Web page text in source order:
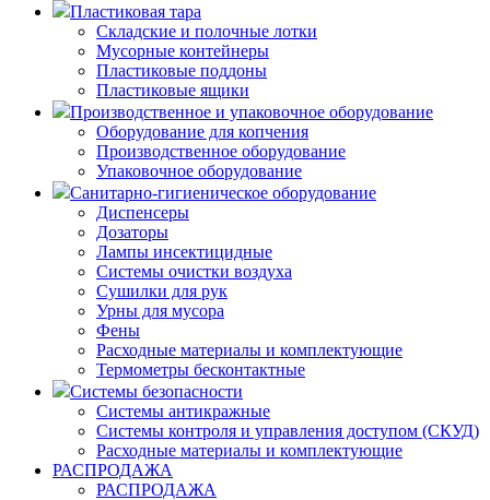
Пластиковая тара
Складские и полочные лотки
Мусорные контейнеры
Пластиковые поддоны
Пластиковые ящики
Производственное и упаковочное оборудование
Оборудование для копчения
Производственное оборудование
Упаковочное оборудование
Санитарно-гигиеническое оборудование
Диспенсеры
Дозаторы
Лампы инсектицидные
Системы очистки воздуха
Сушилки для рук
Урны для мусора
Фены
Расходные материалы и комплектующие
Термометры бесконтактные
Системы безопасности
Системы антикражные
Системы контроля и управления доступом (СКУД)
Расходные материалы и комплектующие
РАСПРОДАЖА
РАСПРОДАЖА